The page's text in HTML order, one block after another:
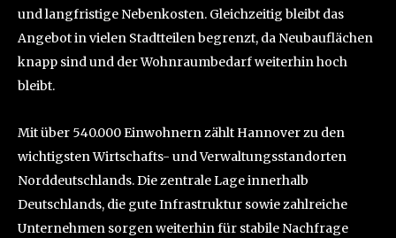
und langfristige Nebenkosten. Gleichzeitig bleibt das
Angebot in vielen Stadtteilen begrenzt, da Neubauflächen
knapp sind und der Wohnraumbedarf weiterhin hoch
bleibt.
Mit über 540.000 Einwohnern zählt Hannover zu den
wichtigsten Wirtschafts- und Verwaltungsstandorten
Norddeutschlands. Die zentrale Lage innerhalb
Deutschlands, die gute Infrastruktur sowie zahlreiche
Unternehmen sorgen weiterhin für stabile Nachfrage